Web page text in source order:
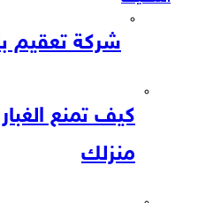
شركة تعقيم
كيف تمنع
منزلك